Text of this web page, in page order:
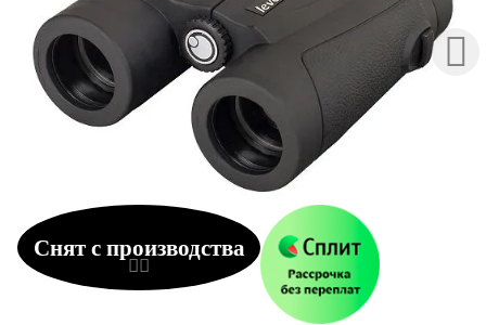
Снят с производства